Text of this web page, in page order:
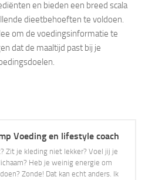
en bieden een breed scala
dieetbehoeften te voldoen.
om de voedingsinformatie te
dat de maaltijd past bij je
Voeding en lifestyle coach
Zit je kleding niet lekker? Voel jij je
Heb je weinig energie om
Zonde! Dat kan echt anders. Ik